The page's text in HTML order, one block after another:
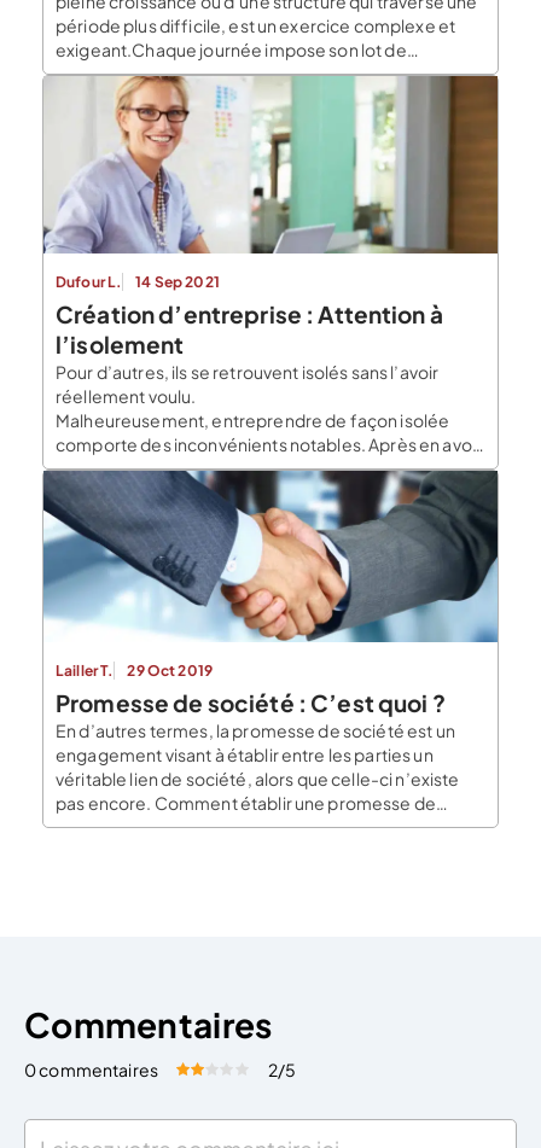
période plus difficile, est un exercice complexe et
exigeant.Chaque journée impose son lot de
décisions stratégiques, d’urgences opérationnelles
et d’arbitrages financiers. Dans ce rythme effréné, il
devient difficile de prendre du recul et de planifier
sereinement l’avenir. Pour certains […]
Dufour L. 14 Sep 2021
Création d’entreprise : Attention à
l’isolement
Pour d’autres, ils se retrouvent isolés sans l’avoir
réellement voulu.
Malheureusement, entreprendre de façon isolée
comporte des inconvénients notables. Après en avoir
présenté quelques-uns, vous trouverez dans les
lignes suivantes, quelques solutions de choix pour
sortir ou éviter l’isolement. Pourquoi faut-il éviter
l’isolement pour un entrepreneur Tout le monde le
sait, l’union fait la force. Le fait […]
Lailler T. 29 Oct 2019
Promesse de société : C’est quoi ?
En d’autres termes, la promesse de société est un
engagement visant à établir entre les parties un
véritable lien de société, alors que celle-ci n’existe
pas encore. Comment établir une promesse de
société ? Quelles sont les conséquences en cas de
Commentaires
0 commentaires Évaluez cet article:
2/5